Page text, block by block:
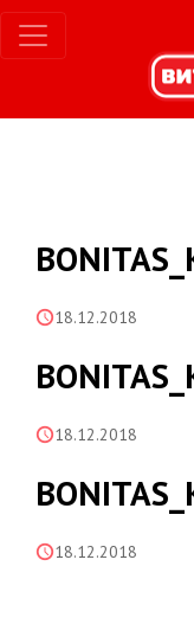
18.12.2018
18.12.2018
18.12.2018